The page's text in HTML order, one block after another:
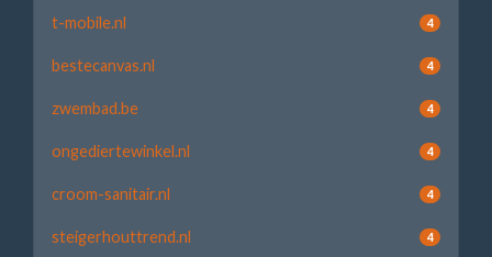
t-mobile.nl 4
bestecanvas.nl 4
zwembad.be 4
ongediertewinkel.nl 4
croom-sanitair.nl 4
steigerhouttrend.nl 4